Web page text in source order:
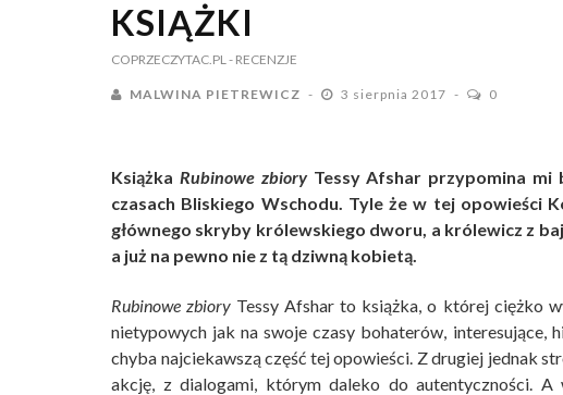
KSIĄŻKI
COPRZECZYTAC.PL- RECENZJE
MALWINA PIETREWICZ 3 sierpnia 2017 0
Książka Rubinowe zbioryTessy Afshar przypomina mi
czasach Bliskiego Wschodu. Tyle że w tej opowieści
głównego skryby królewskiego dworu, a królewicz z
a już na pewno nie z tą dziwną kobietą.
Rubinowe zbiory Tessy Afshar to książka, o której ciężko
nietypowych jak na swoje czasy bohaterów, interesujące,
chyba najciekawszą część tej opowieści. Z drugiej jednak
akcję, z dialogami, którym daleko do autentyczności.